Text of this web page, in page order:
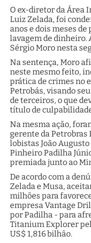
O ex-diretor da Área
Luiz Zelada, foi
anos e dois meses
lavagem de dinheiro.
Sérgio Moro nesta
Na sentença, Moro
neste mesmo feito,
prática de crimes no
Petrobás, visando
de terceiros, o que
título de
Na mesma ação,
gerente da Petrobras
lobistas João
Pinheiro Padilha
premiada junto ao
De acordo com a
Zelada e Musa,
milhões para
empresa Vantage
por Padilha - para
Titanium Explorer
US$ 1,816 bilhão.